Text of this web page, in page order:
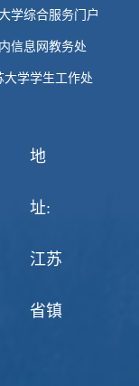
学综合服务门户
信息网教务处
大学学生工作处
地
址:
江苏
省镇